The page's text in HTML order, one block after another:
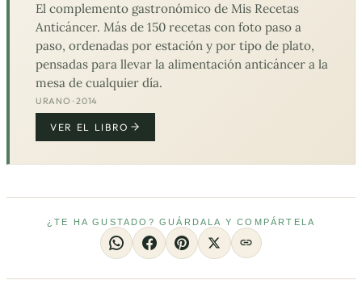
El complemento gastronómico de Mis Recetas
Anticáncer. Más de 150 recetas con foto paso a
paso, ordenadas por estación y por tipo de plato,
pensadas para llevar la alimentación anticáncer a la
mesa de cualquier día.
URANO · 2014
VER EL LIBRO
¿TE HA GUSTADO? GUÁRDALA Y COMPÁRTELA